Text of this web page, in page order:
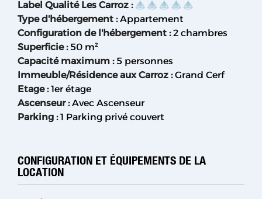
Label Qualité Les Carroz :
Type d'hébergement : Appartement
Configuration de l'hébergement : 2 chambres
Superficie: 50 m²
Capacité maximum : 5 personnes
Immeuble/Résidence aux Carroz : Grand Cerf
Etage: 1er étage
Ascenseur: Avec Ascenseur
Parking : 1 Parking privé couvert
CONFIGURATION ET ÉQUIPEMENTS DE LA
LOCATION